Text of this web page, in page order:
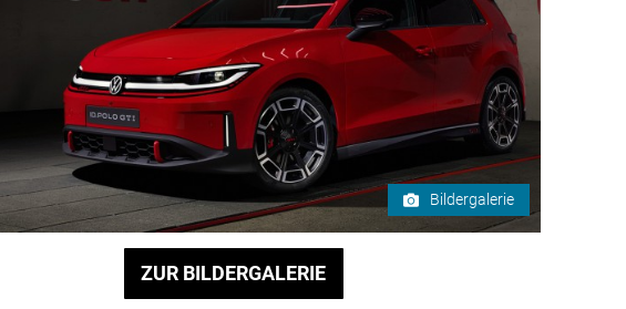
Bildergalerie
ZUR BILDERGALERIE